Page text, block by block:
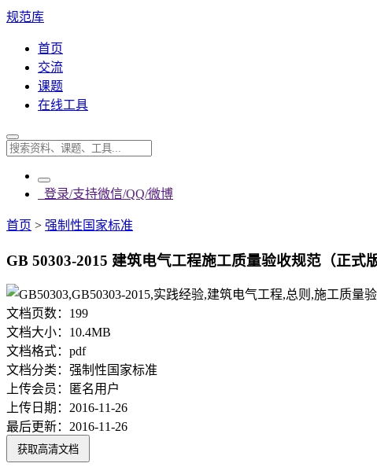
规范库
首页
交流
课题
在线工具
登录/支持微信/QQ/微博
首页 > 强制性国家标准
GB 50303-2015 建筑电气工程施工质量验收规范（正式
文档页数： 199
文档大小： 10.4MB
文档格式： pdf
文档分类： 强制性国家标准
上传会员：
匿名用户
上传日期： 2016-11-26
最后更新： 2016-11-26
获取高清文档